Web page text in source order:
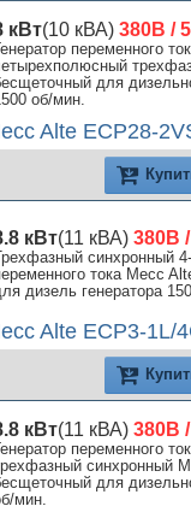
кВт(10 кВА) 380В /
переменного
для
об/мин.
Alte ECP28-
кВт(11 кВА) 380В
синхронный
тока Mecc
дизель генератора
Alte ECP3-1L/
кВт(11 кВА) 380В
переменного
синхронный
для
мин.